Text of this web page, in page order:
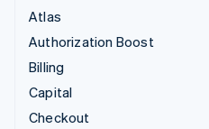
Atlas
Authorization Boost
Billing
Capital
Checkout